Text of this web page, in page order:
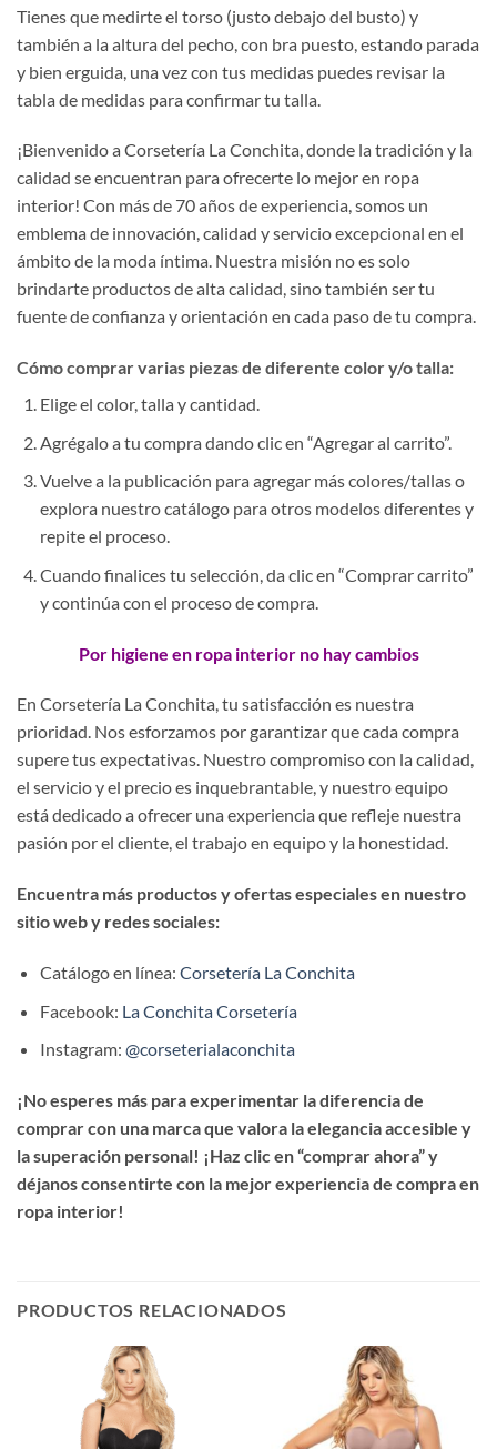
Tienes que medirte el torso (justo debajo del busto) y
también a la altura del pecho, con bra puesto, estando parada
y bien erguida, una vez con tus medidas puedes revisar la
tabla de medidas para confirmar tu talla.
¡Bienvenido a Corsetería La Conchita, donde la tradición y la
calidad se encuentran para ofrecerte lo mejor en ropa
interior! Con más de 70 años de experiencia, somos un
emblema de innovación, calidad y servicio excepcional en el
ámbito de la moda íntima. Nuestra misión no es solo
brindarte productos de alta calidad, sino también ser tu
fuente de confianza y orientación en cada paso de tu compra.
Cómo comprar varias piezas de diferente color y/o talla:
Elige el color, talla y cantidad.
Agrégalo a tu compra dando clic en “Agregar al carrito”.
Vuelve a la publicación para agregar más colores/tallas o
explora nuestro catálogo para otros modelos diferentes y
repite el proceso.
Cuando finalices tu selección, da clic en “Comprar carrito”
y continúa con el proceso de compra.
Por higiene en ropa interior no hay cambios
En Corsetería La Conchita, tu satisfacción es nuestra
prioridad. Nos esforzamos por garantizar que cada compra
supere tus expectativas. Nuestro compromiso con la calidad,
el servicio y el precio es inquebrantable, y nuestro equipo
está dedicado a ofrecer una experiencia que refleje nuestra
pasión por el cliente, el trabajo en equipo y la honestidad.
Encuentra más productos y ofertas especiales en nuestro
sitio web y redes sociales:
Catálogo en línea: Corsetería La Conchita
Facebook: La Conchita Corsetería
Instagram: @corseterialaconchita
¡No esperes más para experimentar la diferencia de
comprar con una marca que valora la elegancia accesible y
la superación personal! ¡Haz clic en “comprar ahora” y
déjanos consentirte con la mejor experiencia de compra en
ropa interior!
PRODUCTOS RELACIONADOS